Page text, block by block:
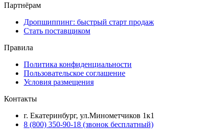
Партнёрам
Дропшиппинг: быстрый старт продаж
Стать поставщиком
Правила
Политика конфиденциальности
Пользовательское соглашение
Условия размещения
Контакты
г. Екатеринбург, ул.Минометчиков 1к1
8 (800) 350-90-18 (звонок бесплатный)